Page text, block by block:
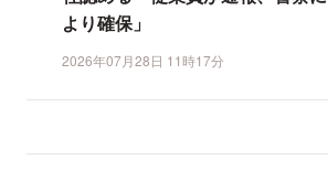
より確保」
2026年07月28日 11時17分